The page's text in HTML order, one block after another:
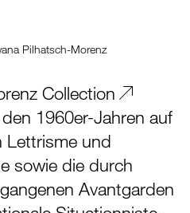
Pilhatsch-Morenz
Collection
1960er-Jahren auf
Lettrisme und
sowie die durch
Avantgarden